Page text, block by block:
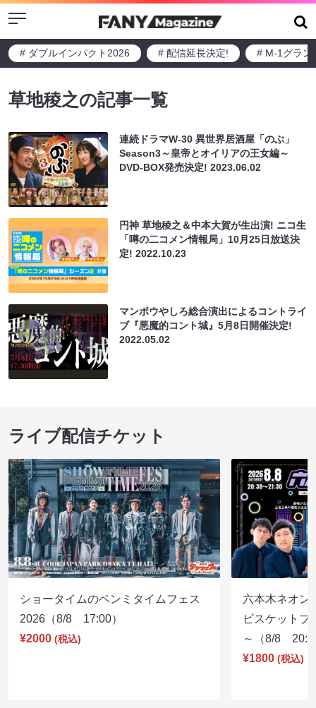
Menu
# ダブルインパクト2026 # 配信延長決定! # M-1グラン
草地稜之の記事一覧
連続ドラマW-30 異世界居酒屋「のぶ」
Season3～皇帝とオイリアの王女編～
DVD-BOX発売決定!2023.06.02
円神 草地稜之＆中本大賀が生出演! ニコ生
「噂の二コメン情報局」10月25日放送決
定!2022.10.23
マンボウやしろ総合演出によるコントライ
ブ『悪魔的コント城』5月8日開催決定!
2022.05.02
ライブ配信チケット
ショータイムのペンミタイムフェス
2026（8/8 17:00）
¥2000 (税込)
六本木ネオン
ビスケットブ
～（8/8
¥1800 (税込)